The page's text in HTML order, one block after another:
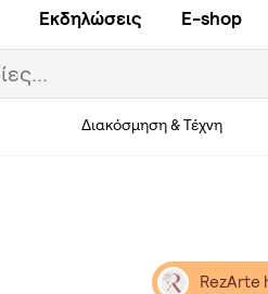
Εκδηλώσεις E-shop
Διακόσμηση & Τέχνη
RezArte